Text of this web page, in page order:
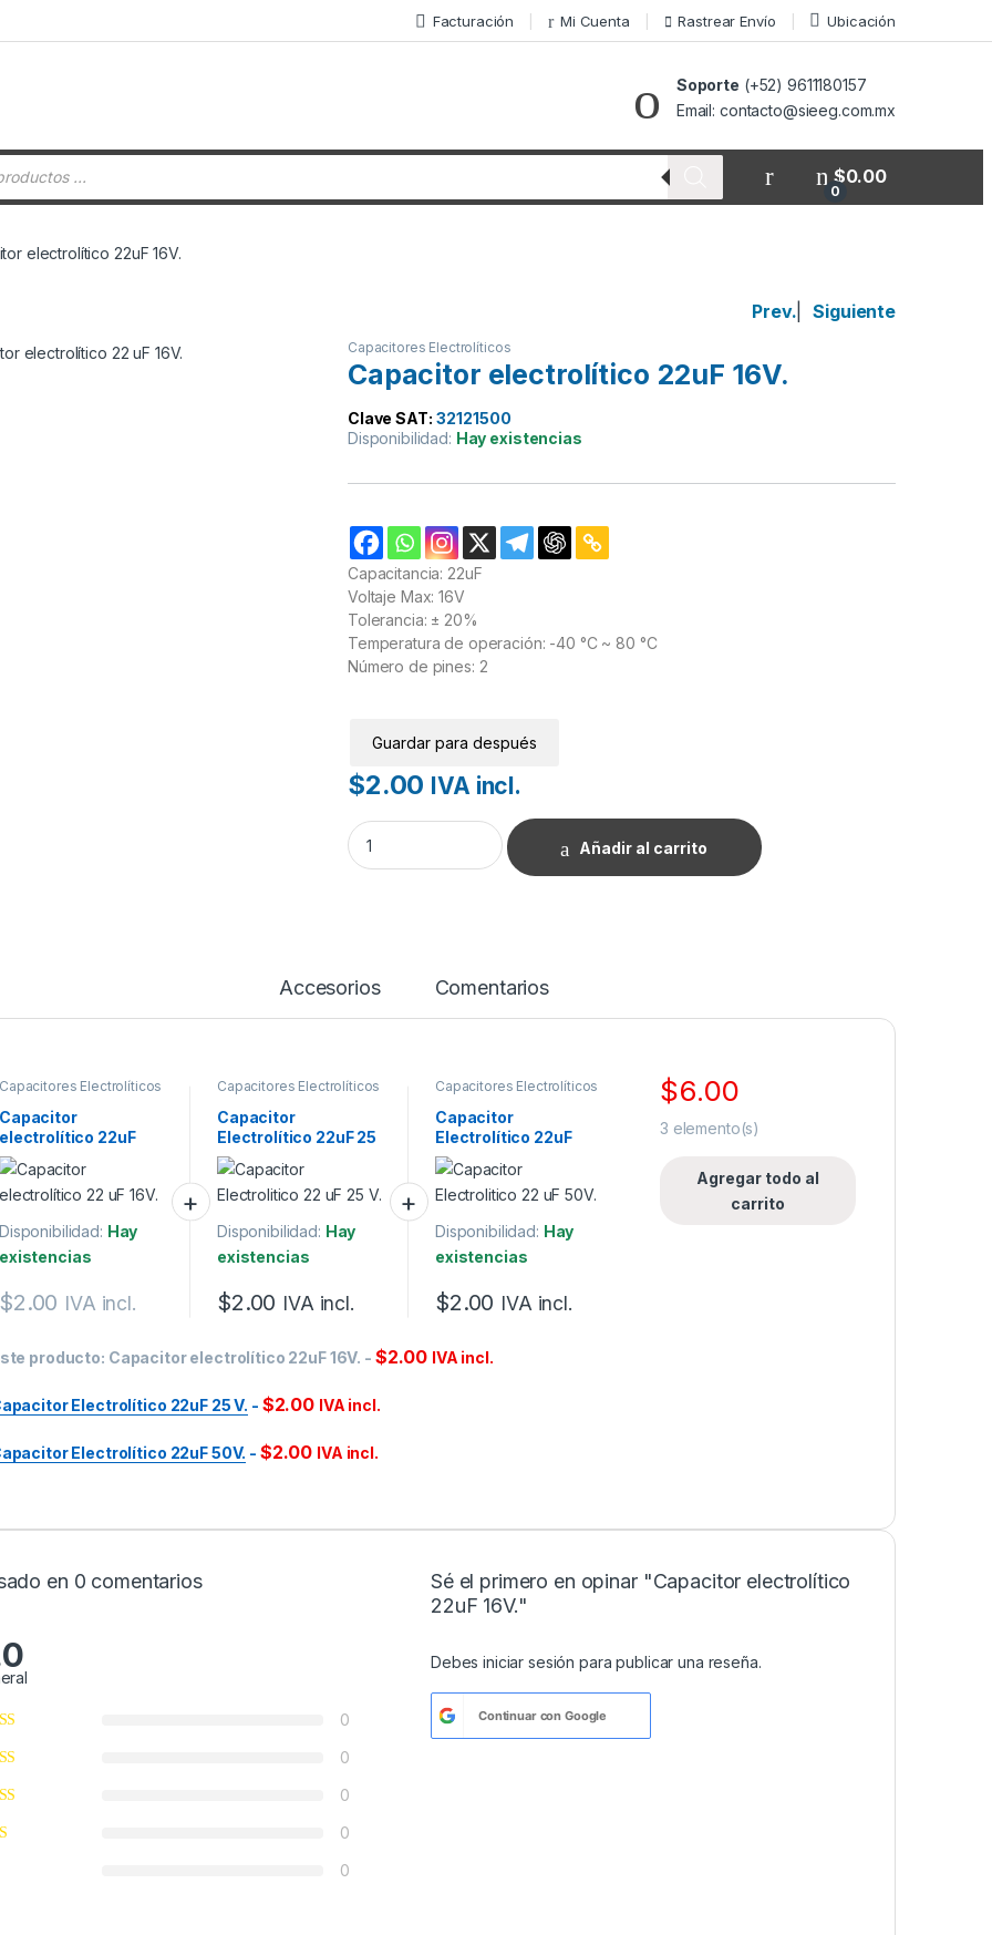
Facturación Mi Cuenta Rastrear Envío Ubicación
Soporte (+52) 9611180157
Email: contacto@sieeg.com.mx
productos
0
$0.00
electrolítico 22uF 16V.
Prev. Siguiente
Capacitores Electrolíticos
Capacitor electrolítico 22uF 16V.
Clave SAT: 32121500
Disponibilidad: Hay existencias
Capacitancia: 22uF
Voltaje Max: 16V
Tolerancia: ± 20%
Temperatura de operación: -40 °C ~ 80 °C
Número de pines: 2
Guardar para después
$2.00 IVA incl.
Capacitor electrolítico 22uF 16V. cantidad
Añadir al carrito
Accesorios Comentarios
Capacitores Electrolíticos
Capacitor
electrolítico 22uF
16V.
Disponibilidad: Hay
existencias
$2.00 IVA incl.
Capacitores Electrolíticos
Capacitor
Electrolítico 22uF 25
V.
Disponibilidad: Hay
existencias
$2.00 IVA incl.
Capacitores Electrolíticos
Capacitor
Electrolítico 22uF
50V.
Disponibilidad: Hay
existencias
$2.00 IVA incl.
producto: Capacitor electrolítico 22uF 16V. - $2.00 IVA incl.
Electrolítico 22uF 25 V. - $2.00 IVA incl.
Electrolítico 22uF 50V. - $2.00 IVA incl.
$6.00
3 elemento(s)
Agregar todo al
carrito
en 0 comentarios
0
0
0
0
0
Sé el primero en opinar "Capacitor electrolítico
22uF 16V."
Debesiniciar sesión para publicar una reseña.
Continuar conGoogle